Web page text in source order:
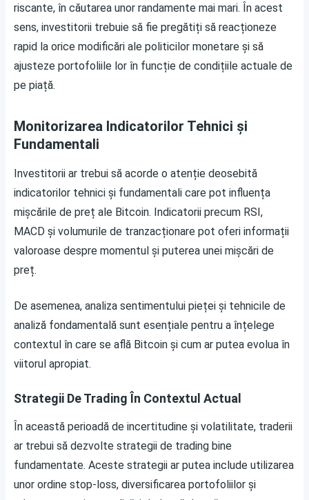
riscante, în căutarea unor randamente mai mari. În acest
sens, investitorii trebuie să fie pregătiți să reacționeze
rapid la orice modificări ale politicilor monetare și să
ajusteze portofoliile lor în funcție de condițiile actuale de
pe piață.
Monitorizarea Indicatorilor Tehnici și
Fundamentali
Investitorii ar trebui să acorde o atenție deosebită
indicatorilor tehnici și fundamentali care pot influența
mișcările de preț ale Bitcoin. Indicatorii precum RSI,
MACD și volumurile de tranzacționare pot oferi informații
valoroase despre momentul și puterea unei mișcări de
preț.
De asemenea, analiza sentimentului pieței și tehnicile de
analiză fondamentală sunt esențiale pentru a înțelege
contextul în care se află Bitcoin și cum ar putea evolua în
viitorul apropiat.
Strategii De Trading În Contextul Actual
În această perioadă de incertitudine și volatilitate, traderii
ar trebui să dezvolte strategii de trading bine
fundamentate. Aceste strategii ar putea include utilizarea
unor ordine stop-loss, diversificarea portofoliilor și